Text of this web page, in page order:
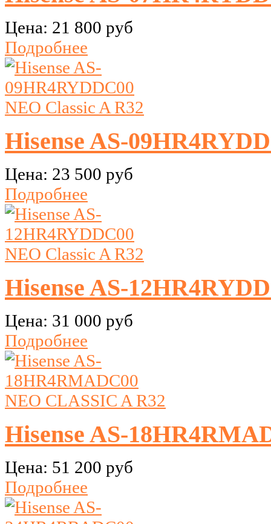
Цена: 21 800 руб
Подробнее
Hisense AS-
Цена: 23 500 руб
Подробнее
Hisense AS-
Цена: 31 000 руб
Подробнее
Hisense AS-
Цена: 51 200 руб
Подробнее